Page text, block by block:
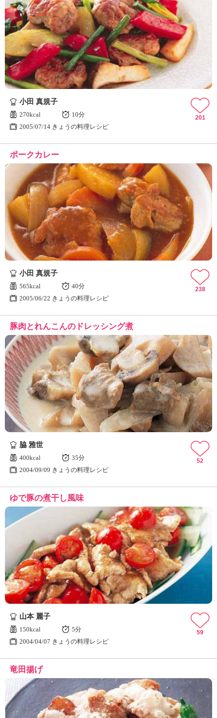
小田 真規子
270kcal
10分
2005/07/14 きょうの料理レシピ
201
ポークカレー
小田 真規子
565kcal
40分
2005/06/22 きょうの料理レシピ
238
豚肉とれんこんのドレッシング煮
脇 雅世
400kcal
35分
2004/09/09 きょうの料理レシピ
52
ゆで豚の煮干し風味
山本 麗子
150kcal
5分
2004/04/07 きょうの料理レシピ
59
竜田揚げ